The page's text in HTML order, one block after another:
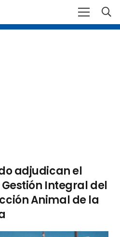
adjudican el
Integral del
Animal de la